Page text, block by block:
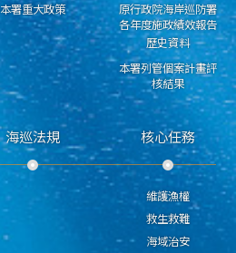
本署重大政策
原行政院海岸巡防署
各年度施政績效報告
歷史資料
本署列管個案計畫評
核結果
海巡法規 核心任務
維護漁權
救生救難
海域治安